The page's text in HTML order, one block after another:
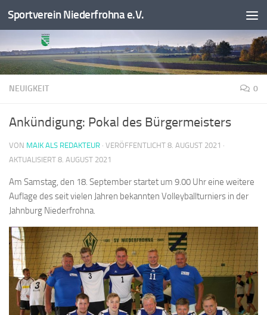
Zum Inhalt springen
Sportverein Niederfrohna e.V.
NEUIGKEIT 0
Ankündigung: Pokal des Bürgermeisters
VON MAIK ALS REDAKTEUR · VERÖFFENTLICHT 8. AUGUST 2021 ·
AKTUALISIERT 8. AUGUST 2021
Am Samstag, den 18. September startet um 9.00 Uhr eine weitere
Auflage des seit vielen Jahren bekannten Volleyballturniers in der
Jahnburg Niederfrohna.